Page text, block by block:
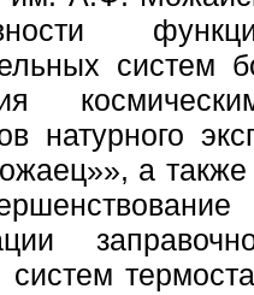
систем
натурного
а
систем